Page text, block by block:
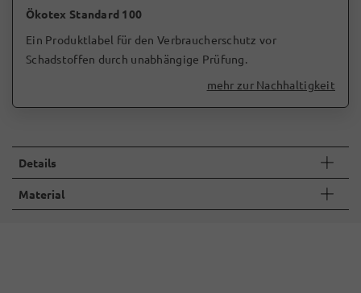
Ökotex Standard 100
Ein Produktlabel für den Verbraucherschutz vor
Schadstoffen durch unabhängige Prüfung.
mehr zur Nachhaltigkeit
Details
Material